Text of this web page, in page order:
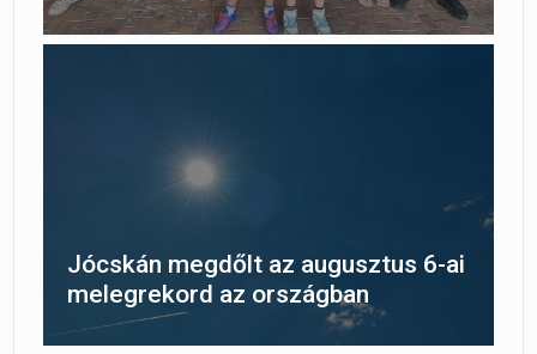
Jócskán megdőlt az augusztus 6-ai
melegrekord az országban